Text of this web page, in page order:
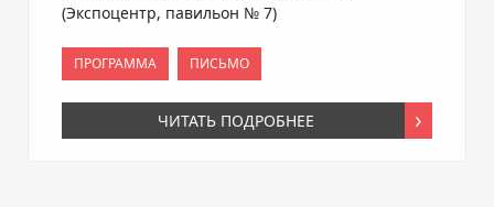
(Экспоцентр, павильон № 7)
ПРОГРАММА ПИСЬМО
ЧИТАТЬ ПОДРОБНЕЕ